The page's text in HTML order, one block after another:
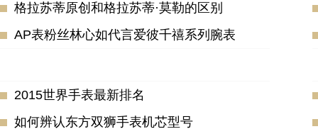
格拉苏蒂原创和格拉苏蒂·莫勒的区别
AP表粉丝林心如代言爱彼千禧系列腕表
2015世界手表最新排名
如何辨认东方双狮手表机芯型号